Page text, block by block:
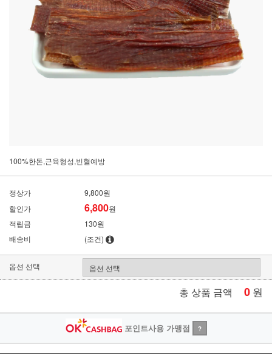
100%한돈,근육형성,빈혈예방
정상가
9,800원
할인가
6,800원
적립금
130원
배송비
(조건)
옵션 선택
총 상품 금액 0 원
포인트사용 가맹점 ?